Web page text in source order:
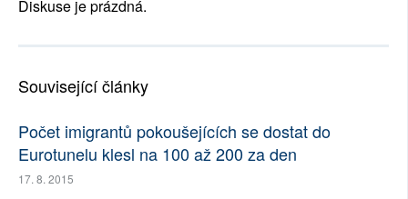
Diskuse je prázdná.
Související články
Počet imigrantů pokoušejících se dostat do
Eurotunelu klesl na 100 až 200 za den
17. 8. 2015